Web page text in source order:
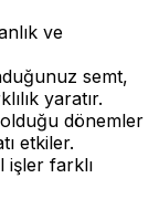
ve
semt,
yaratır.
dönemler
etkiler.
işler farklı